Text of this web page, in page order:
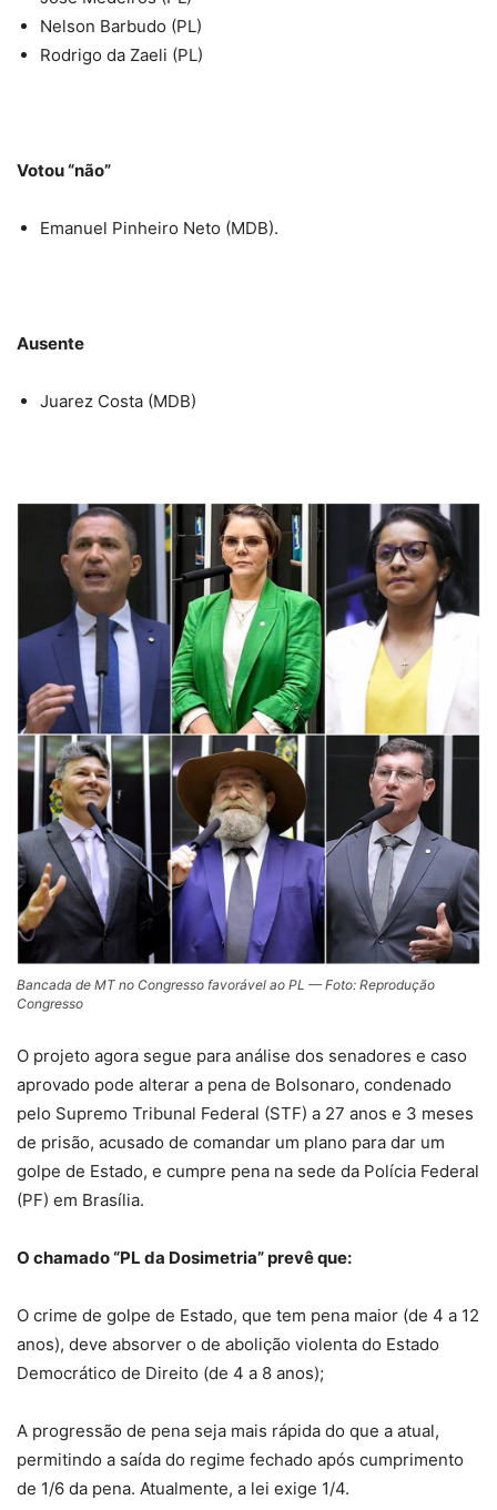
Nelson Barbudo (PL)
Rodrigo da Zaeli (PL)
Votou “não”
Emanuel Pinheiro Neto (MDB).
Ausente
Juarez Costa (MDB)
Bancada de MT no Congresso favorável ao PL — Foto: Reprodução
Congresso
O projeto agora segue para análise dos senadores e caso
aprovado pode alterar a pena de Bolsonaro, condenado
pelo Supremo Tribunal Federal (STF) a 27 anos e 3 meses
de prisão, acusado de comandar um plano para dar um
golpe de Estado, e cumpre pena na sede da Polícia Federal
(PF) em Brasília.
O chamado “PL da Dosimetria” prevê que:
O crime de golpe de Estado, que tem pena maior (de 4 a 12
anos), deve absorver o de abolição violenta do Estado
Democrático de Direito (de 4 a 8 anos);
A progressão de pena seja mais rápida do que a atual,
permitindo a saída do regime fechado após cumprimento
de 1/6 da pena. Atualmente, a lei exige 1/4.